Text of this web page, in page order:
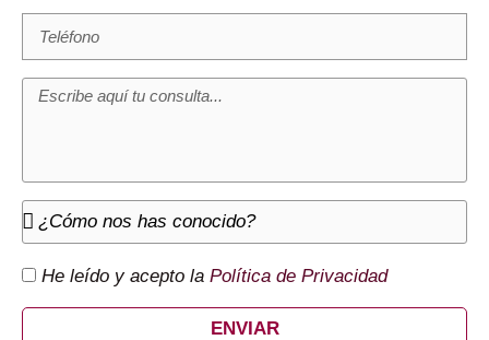
He leído y acepto la Política de Privacidad
ENVIAR